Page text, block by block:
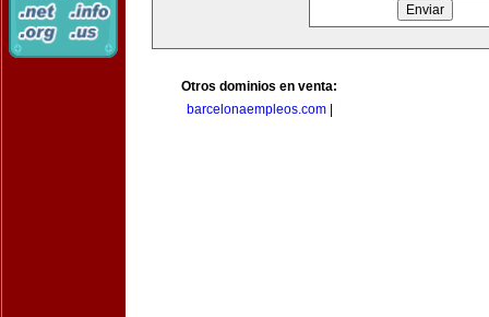
Otros dominios en venta:
barcelonaempleos.com|